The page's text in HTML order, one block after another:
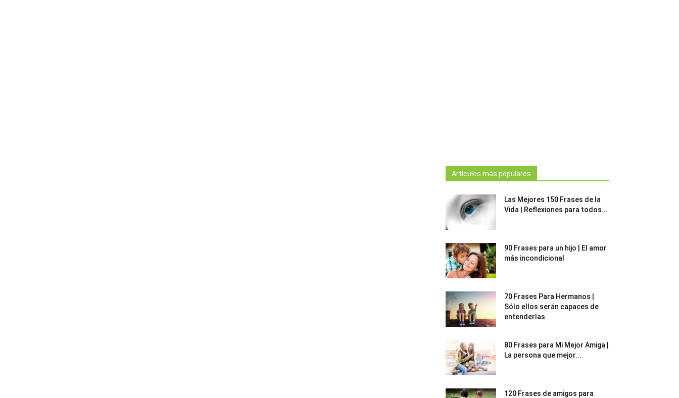
Artículos más populares
Las Mejores 150 Frases de la
Vida | Reflexiones para todos...
90 Frases para un hijo | El amor
más incondicional
70 Frases Para Hermanos |
Sólo ellos serán capaces de
entenderlas
80 Frases para Mi Mejor Amiga |
La persona que mejor...
120 Frases de amigos para